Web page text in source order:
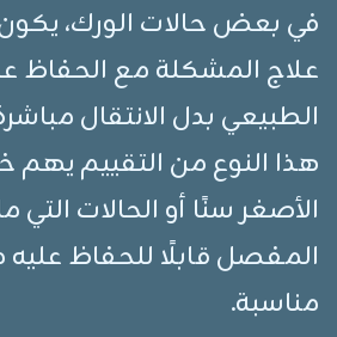
في بعض حالات الورك،
علاج المشكلة مع الحفاظ
الطبيعي بدل الانتقال
هذا النوع من التقييم
الأصغر سنًا أو الحالات التي
المفصل قابلًا للحفاظ
مناسبة.